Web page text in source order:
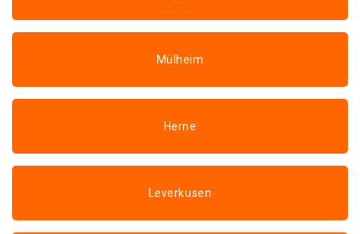
Mülheim
Herne
Leverkusen